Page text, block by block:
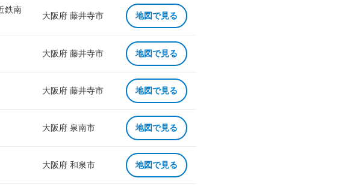
鉄南
大阪府 藤井寺市 地図で見る
大阪府 藤井寺市 地図で見る
大阪府 藤井寺市 地図で見る
大阪府 泉南市 地図で見る
大阪府 和泉市 地図で見る